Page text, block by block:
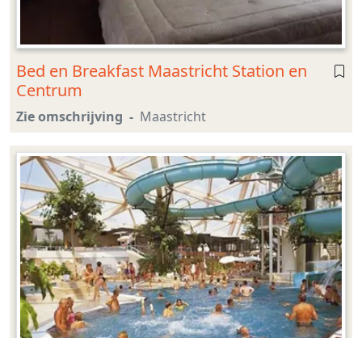
Bed en Breakfast Maastricht Station en
Centrum
Zie omschrijving Maastricht